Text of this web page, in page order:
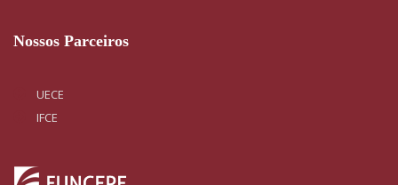
Nossos Parceiros
UECE
IFCE